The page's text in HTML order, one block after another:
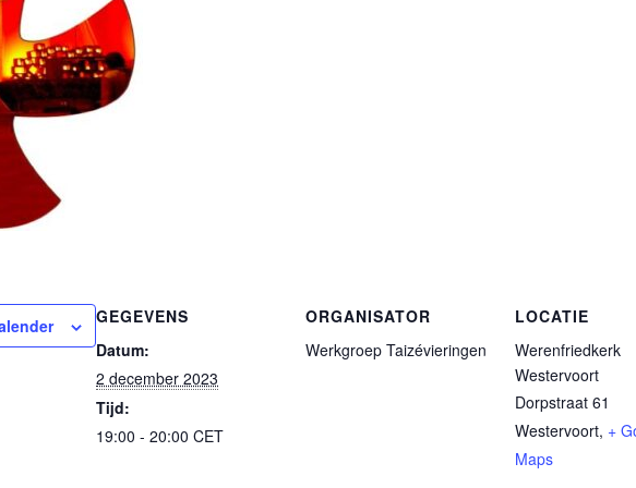
GEGEVENS
Datum:
2 december 2023
Tijd:
19:00 - 20:00 CET
ORGANISATOR
Werkgroep Taizévieringen
LOCATIE
Werenfriedkerk
Westervoort
Dorpstraat 61
Westervoort, +
Maps